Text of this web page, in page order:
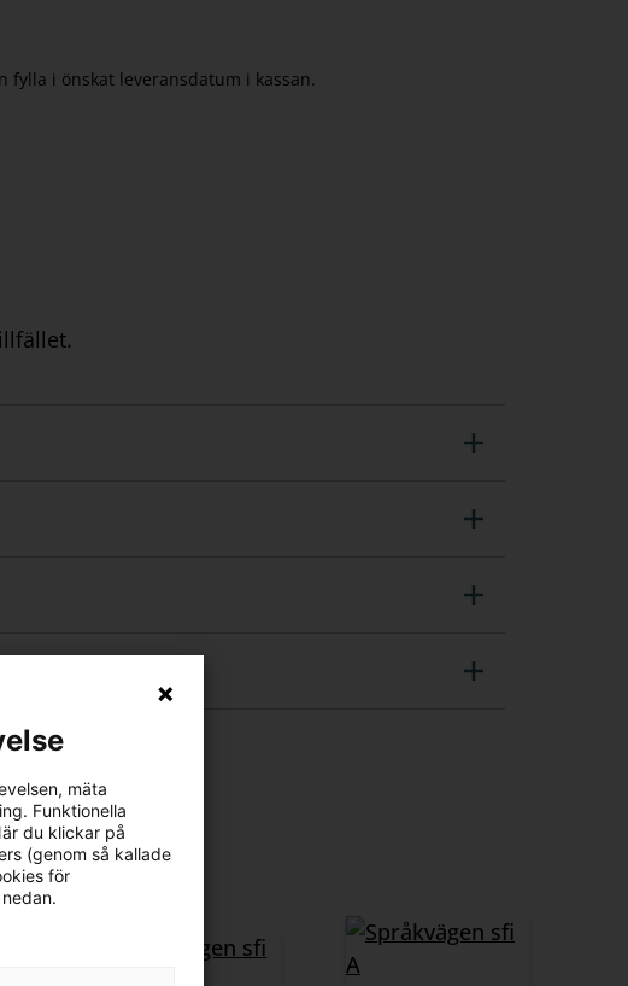
i önskat leveransdatum i kassan.
mäta
Funktionella
du klickar på
(genom så kallade
för